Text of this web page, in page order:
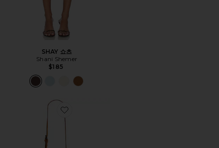
SHAY 쇼츠
Shani Shemer
$185
Favorite 숄더백